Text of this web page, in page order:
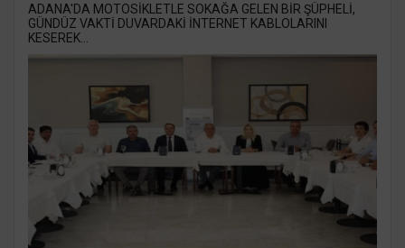
ADANA'DA MOTOSİKLETLE SOKAĞA GELEN BİR ŞÜPHELİ,
GÜNDÜZ VAKTİ DUVARDAKİ İNTERNET KABLOLARINI
KESEREK...